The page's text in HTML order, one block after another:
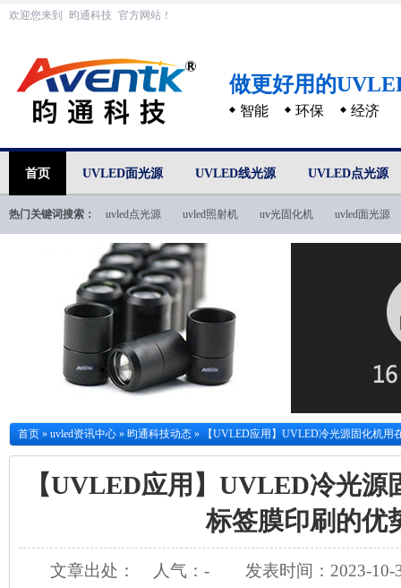
欢迎您来到 昀通科技 官方网站！
做更好用的
智能 环保 经济
首页 UVLED面光源 UVLED线光源 UVLED点光源
uvled技术文档
热门关键词搜索： uvled点光源 uvled照射机 uv光固化机 uvled面光源
首页 » uvled资讯中心 » 昀通科技动态 » 【UVLED应用】UVLED冷光源固化机用
【UVLED应用】UVLED冷光源
标签膜印刷的优
文章出处： 人气： - 发表时间：2023-10-